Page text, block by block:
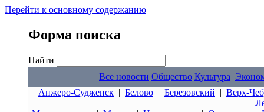
Перейти к основному содержанию
Форма поиска
Найти
Все новости Общество Культура
Анжеро-Судженск | Белово | Березовский | Верх-